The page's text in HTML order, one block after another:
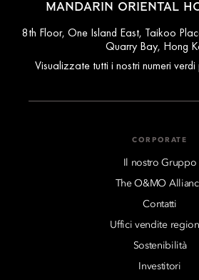
MANDARIN ORIENTAL
8th Floor, One Island East, Taikoo
Quarry Bay, Hong
Visualizzate tutti i nostri numeri
CORPORATE
Il nostro Gruppo
The O&MO
Contatti
Uffici vendite
Sostenibilità
Investitori